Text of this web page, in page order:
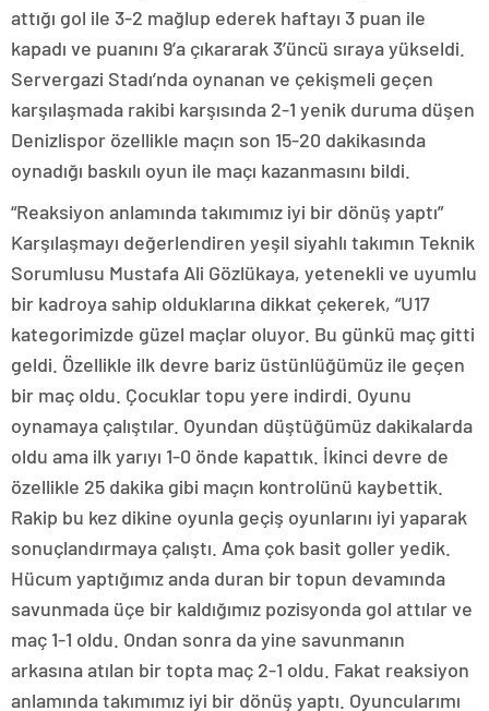
attığı gol ile 3-2 mağlup ederek haftayı 3 puan ile
kapadı ve puanını 9’a çıkararak 3’üncü sıraya yükseldi.
Servergazi Stadı’nda oynanan ve çekişmeli geçen
karşılaşmada rakibi karşısında 2-1 yenik duruma düşen
Denizlispor özellikle maçın son 15-20 dakikasında
oynadığı baskılı oyun ile maçı kazanmasını bildi.
“Reaksiyon anlamında takımımız iyi bir dönüş yaptı”
Karşılaşmayı değerlendiren yeşil siyahlı takımın Teknik
Sorumlusu Mustafa Ali Gözlükaya, yetenekli ve uyumlu
bir kadroya sahip olduklarına dikkat çekerek, “U17
kategorimizde güzel maçlar oluyor. Bu günkü maç gitti
geldi. Özellikle ilk devre bariz üstünlüğümüz ile geçen
bir maç oldu. Çocuklar topu yere indirdi. Oyunu
oynamaya çalıştılar. Oyundan düştüğümüz dakikalarda
oldu ama ilk yarıyı 1-0 önde kapattık. İkinci devre de
özellikle 25 dakika gibi maçın kontrolünü kaybettik.
Rakip bu kez dikine oyunla geçiş oyunlarını iyi yaparak
sonuçlandırmaya çalıştı. Ama çok basit goller yedik.
Hücum yaptığımız anda duran bir topun devamında
savunmada üçe bir kaldığımız pozisyonda gol attılar ve
maç 1-1 oldu. Ondan sonra da yine savunmanın
arkasına atılan bir topta maç 2-1 oldu. Fakat reaksiyon
anlamında takımımız iyi bir dönüş yaptı. Oyuncularımı